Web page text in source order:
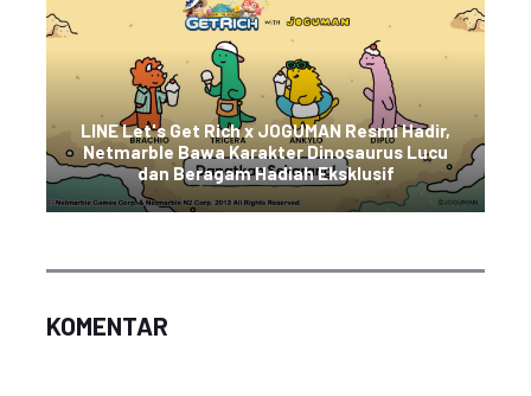
LINE Let's Get Rich x JOGUMAN Resmi Hadir,
Netmarble Bawa Karakter Dinosaurus Lucu
dan Beragam Hadiah Eksklusif
KOMENTAR